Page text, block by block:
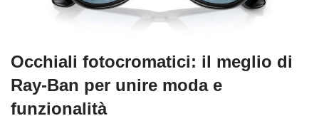
Occhiali fotocromatici: il meglio di
Ray-Ban per unire moda e
funzionalità